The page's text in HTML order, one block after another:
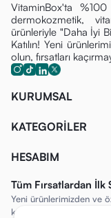
VitaminBox'ta
dermokozmetik,
ürünleriyle "Daha İyi
Katılın! Yeni
olun, fırsatları
KURUMSAL
KATEGORİLER
HESABIM
Tüm Fırsatlardan
Yeni ürünlerimizden ve
kaçırmayın!